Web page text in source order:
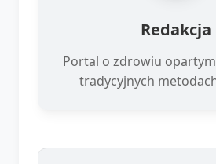
Redakcja
Portal o zdrowiu
tradycyjnych